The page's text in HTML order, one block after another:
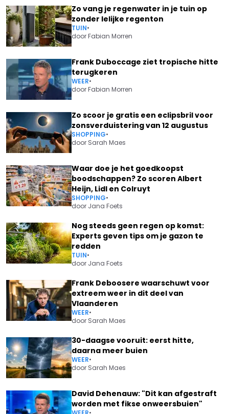
Zo vang je regenwater in je tuin op
zonder lelijke regenton
TUIN•
doorFabian Morren
Frank Duboccage ziet tropische hitte
terugkeren
WEER•
doorFabian Morren
Zo scoor je gratis een eclipsbril voor
zonsverduistering van 12 augustus
SHOPPING•
door Sarah Maes
Waar doe je het goedkoopst
boodschappen? Zo scoren Albert
Heijn, Lidl en Colruyt
SHOPPING•
door Jana Foets
Nog steeds geen regen op komst:
Experts geven tips om je gazon te
redden
TUIN•
door Jana Foets
Frank Deboosere waarschuwt voor
extreem weer in dit deel van
Vlaanderen
WEER•
door Sarah Maes
30-daagse vooruit: eerst hitte,
daarna meer buien
WEER•
door Sarah Maes
David Dehenauw: "Dit kan afgestraft
worden met fikse onweersbuien"